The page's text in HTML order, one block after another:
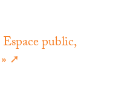
Espace public,
»